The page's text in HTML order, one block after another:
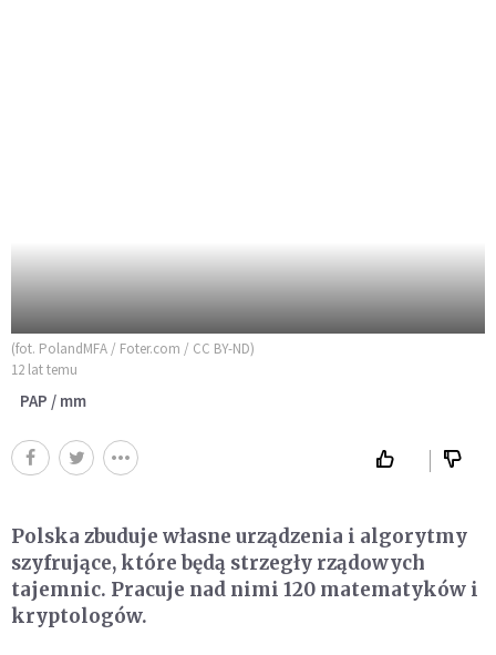
(fot. PolandMFA / Foter.com / CC BY-ND)
12 lat temu
PAP / mm
Polska zbuduje własne urządzenia i algorytmy
szyfrujące, które będą strzegły rządowych
tajemnic. Pracuje nad nimi 120 matematyków i
kryptologów.